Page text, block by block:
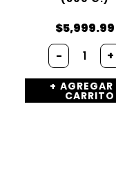
$5,999.99
- Yerba
Mate
-
+
AGREGAR
CARRITO